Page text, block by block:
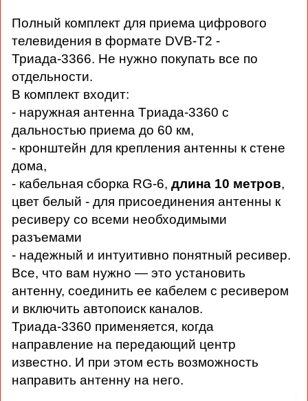
Полный комплект для приема цифрового
телевидения в формате DVB-T2 -
Триада-3366. Не нужно покупать все по
отдельности.
В комплект входит:
- наружная антенна Tриада-3360 с
дальностью приема до 60 км,
- кронштейн для крепления антенны к стене
дома,
- кабельная сборка RG-6, длина 10 метров,
цвет белый - для присоединения антенны к
ресиверу со всеми необходимыми
разъемами
- надежный и интуитивно понятный ресивер.
Все, что вам нужно — это установить
антенну, соединить ее кабелем с ресивером
и включить автопоиск каналов.
Триада-3360 применяется, когда
направление на передающий центр
известно. И при этом есть возможность
направить антенну на него.